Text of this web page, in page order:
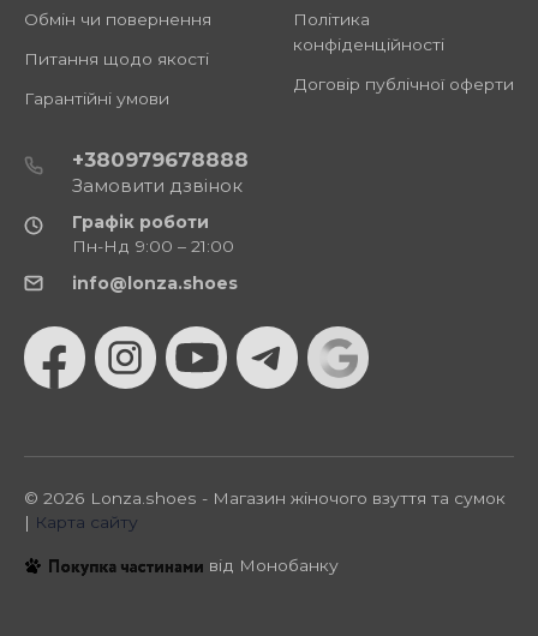
Обмін чи повернення
Питання щодо якості
Гарантійні умови
Політика
конфіденційності
Договір публічної оферти
+380979678888
Замовити дзвінок
Графік роботи
Пн-Нд 9:00 – 21:00
info@lonza.shoes
© 2026 Lonza.shoes - Магазин жіночого взуття та сумок
| Карта сайту
від Монобанку